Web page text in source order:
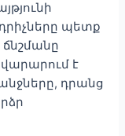
պետք
է
դրանց